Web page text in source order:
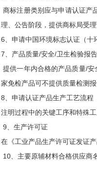
商标注册类别应与申请认证产
理、公告阶段，提供商标局受
6、申请中国环境标志认证（十
7、产品质量/安全/卫生检验报告
提供一年内合格的产品质量/
家免检产品可不提供质量检测报
8、申请认证产品生产工艺流程
注明过程中的关键工序和特殊工
9、生产许可证
在《工业产品生产许可证发证
10、主要原辅材料合格供应商